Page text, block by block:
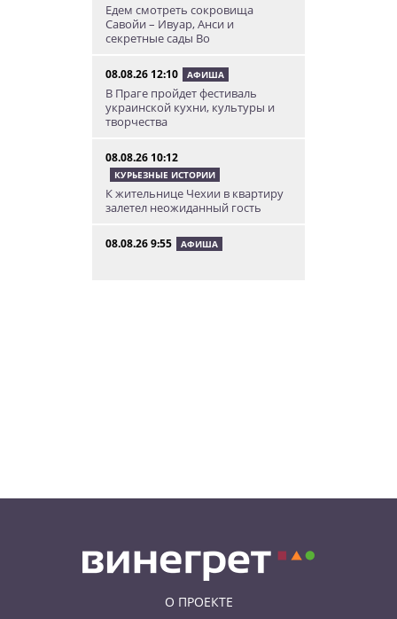
Едем смотреть сокровища
Савойи – Ивуар, Анси и
секретные сады Во
08.08.26 12:10 АФИША
В Праге пройдет фестиваль
украинской кухни, культуры и
творчества
08.08.26 10:12
КУРЬЕЗНЫЕ ИСТОРИИ
К жительнице Чехии в квартиру
залетел неожиданный гость
08.08.26 9:55 АФИША
О ПРОЕКТЕ